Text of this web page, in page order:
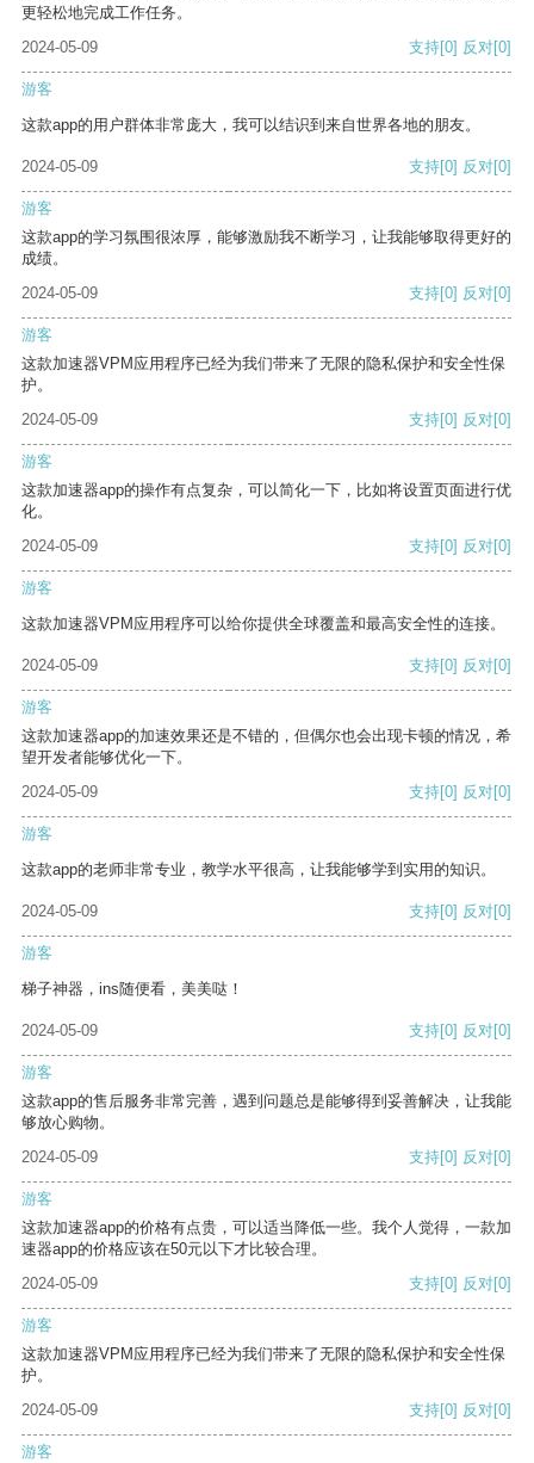
更轻松地完成工作任务。
2024-05-09
支持[0] 反对[0]
游客
这款app的用户群体非常庞大，我可以结识到来自世界各地的朋友。
2024-05-09 支持[0] 反对[0]
游客
这款app的学习氛围很浓厚，能够激励我不断学习，让我能够取得更好的
成绩。
2024-05-09
支持[0] 反对[0]
游客
这款加速器VPM应用程序已经为我们带来了无限的隐私保护和安全性保
护。
2024-05-09
支持[0] 反对[0]
游客
这款加速器app的操作有点复杂，可以简化一下，比如将设置页面进行优
化。
2024-05-09
支持[0] 反对[0]
游客
这款加速器VPM应用程序可以给你提供全球覆盖和最高安全性的连接。
2024-05-09 支持[0] 反对[0]
游客
这款加速器app的加速效果还是不错的，但偶尔也会出现卡顿的情况，希
望开发者能够优化一下。
2024-05-09
支持[0] 反对[0]
游客
这款app的老师非常专业，教学水平很高，让我能够学到实用的知识。
2024-05-09 支持[0] 反对[0]
游客
梯子神器，ins随便看，美美哒！
2024-05-09 支持[0] 反对[0]
游客
这款app的售后服务非常完善，遇到问题总是能够得到妥善解决，让我能
够放心购物。
2024-05-09
支持[0] 反对[0]
游客
这款加速器app的价格有点贵，可以适当降低一些。我个人觉得，一款加
速器app的价格应该在50元以下才比较合理。
2024-05-09
支持[0] 反对[0]
游客
这款加速器VPM应用程序已经为我们带来了无限的隐私保护和安全性保
护。
2024-05-09
支持[0] 反对[0]
游客